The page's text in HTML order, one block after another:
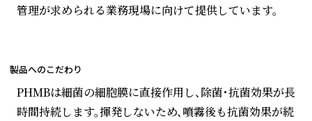
管理が求められる業務現場に向けて提供しています。
製品へのこだわり
PHMBは細菌の細胞膜に直接作用し、除菌・抗菌効果が長
時間持続します。揮発しないため、噴霧後も抗菌効果が続